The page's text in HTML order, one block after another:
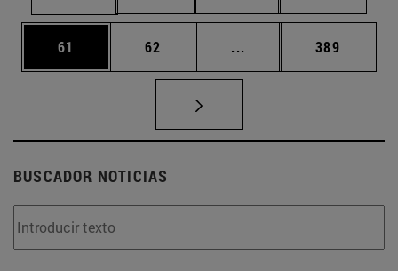
Página
61 Página
62 ... Páginas intermedias
Página
389
BUSCADOR NOTICIAS